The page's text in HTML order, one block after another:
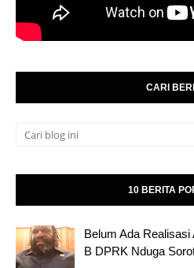
CARI
10 BERITA
Belum Ada
B DPRK Nduga